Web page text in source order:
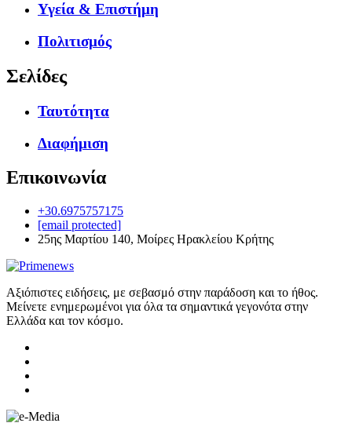
Υγεία & Επιστήμη
Πολιτισμός
Σελίδες
Ταυτότητα
Διαφήμιση
Επικοινωνία
+30.6975757175
[email protected]
25ης Μαρτίου 140, Μοίρες Ηρακλείου Κρήτης
Αξιόπιστες ειδήσεις, με σεβασμό στην παράδοση και το ήθος.
Μείνετε ενημερωμένοι για όλα τα σημαντικά γεγονότα στην
Ελλάδα και τον κόσμο.